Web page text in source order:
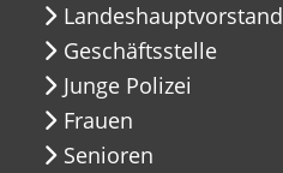
Landeshauptvorstand
Geschäftsstelle
Junge Polizei
Frauen
Senioren